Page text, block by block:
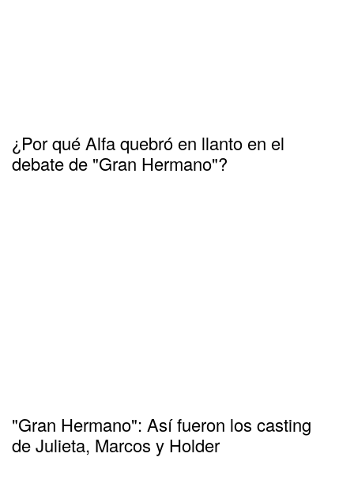
¿Por qué Alfa quebró en llanto en el
debate de "Gran Hermano"?
"Gran Hermano": Así fueron los casting
de Julieta, Marcos y Holder